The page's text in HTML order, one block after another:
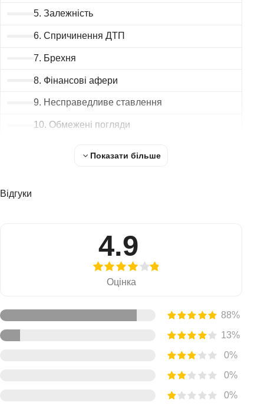
5. Залежність
6. Спричинення ДТП
7. Брехня
8. Фінансові афери
9. Несправедливе ставлення
10. Обмежені погляди
2. Діагноз
Показати більше
Відгуки
4.9
Оцінка
88%
13%
0%
0%
0%